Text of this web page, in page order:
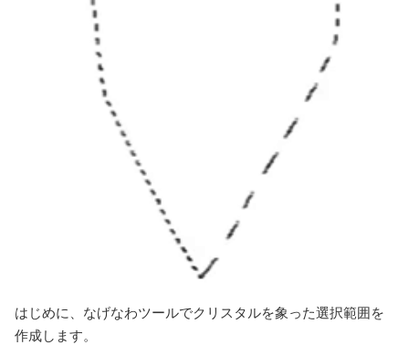
はじめに、なげなわツールでクリスタルを象った選択範囲を
作成します。